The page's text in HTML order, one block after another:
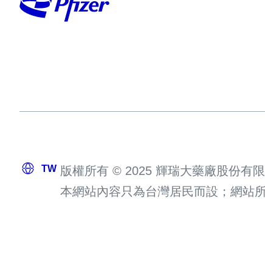
版權所有 © 2025 輝瑞大藥廠股份有限
本網站內容只為台灣居民而設；網站